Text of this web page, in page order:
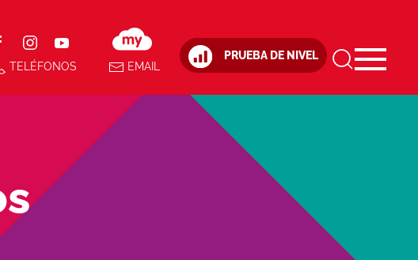
TELÉFONOS EMAIL
PRUEBA DE NIVEL